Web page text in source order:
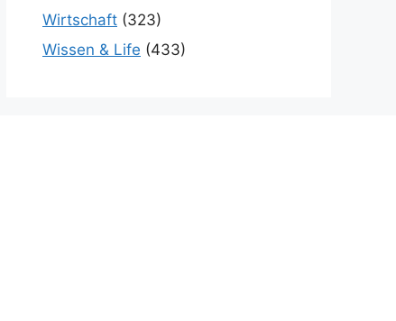
Wirtschaft (323)
Wissen & Life (433)